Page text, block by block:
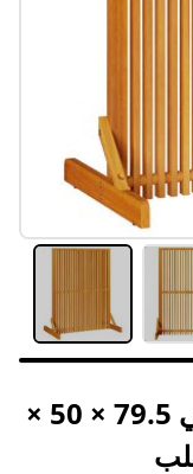
vidaXL شاشة خصوصية بني 79.5 × 50 ×